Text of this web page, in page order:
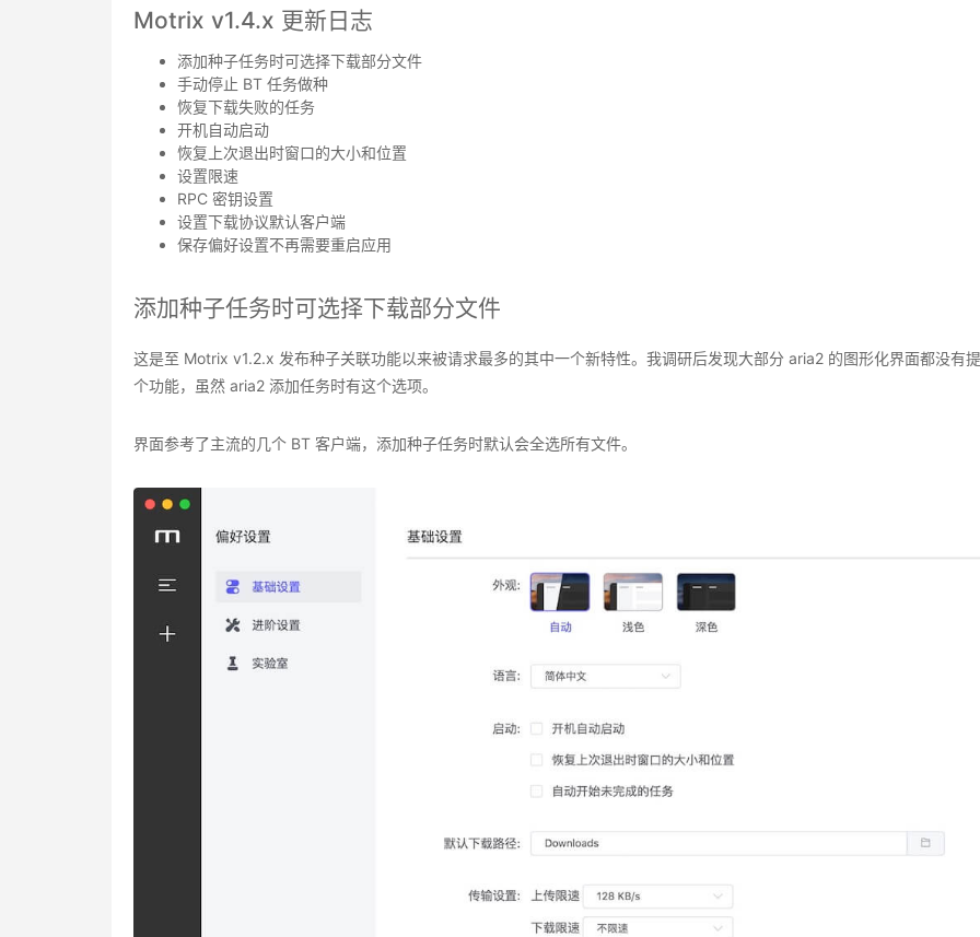
Motrix v1.4.x 更新日志
添加种子任务时可选择下载部分文件
手动停止 BT 任务做种
恢复下载失败的任务
开机自动启动
恢复上次退出时窗口的大小和位置
设置限速
RPC 密钥设置
设置下载协议默认客户端
保存偏好设置不再需要重启应用
添加种子任务时可选择下载部分文件
这是至 Motrix v1.2.x 发布种子关联功能以来被请求最多的其中一个新特性。我调研后发现大部分 aria2 的图形化界面都没有
个功能，虽然 aria2 添加任务时有这个选项。
界面参考了主流的几个 BT 客户端，添加种子任务时默认会全选所有文件。